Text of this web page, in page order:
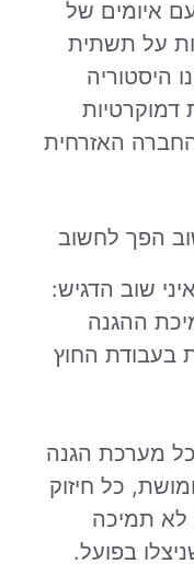
איומים של
על תשתית
היסטוריה
דמוקרטיות
החברה האזרחית
הפך לחשוב
שוב הדגיש:
ההגנה
בעבודת החוץ
מערכת הגנה
כל חיזוק
לא תמיכה
בפועל.